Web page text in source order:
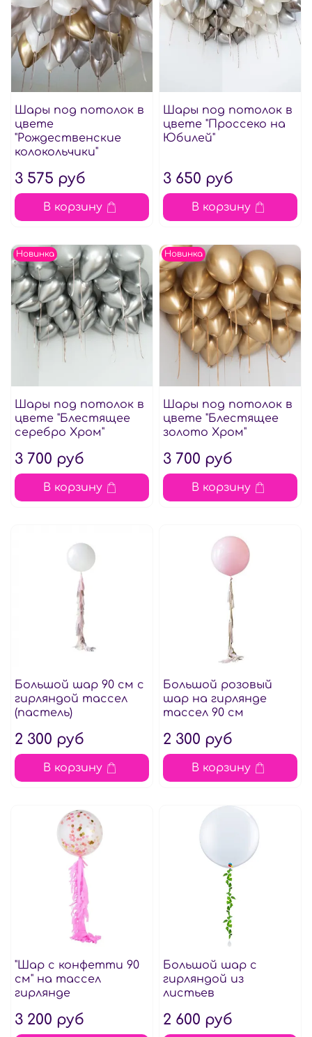
Шары под потолок в
цвете
"Рождественские
колокольчики"
3 575 руб
В корзину
Шары под потолок в
цвете "Проссеко на
Юбилей"
3 650 руб
В корзину
Новинка
Шары под потолок в
цвете "Блестящее
серебро Хром"
3 700 руб
В корзину
Новинка
Шары под потолок в
цвете "Блестящее
золото Хром"
3 700 руб
В корзину
Большой шар 90 см с
гирляндой тассел
(пастель)
2 300 руб
В корзину
Большой розовый
шар на гирлянде
тассел 90 см
2 300 руб
В корзину
"Шар с конфетти 90
см" на тассел
гирлянде
3 200 руб
Большой шар с
гирляндой из
листьев
2 600 руб